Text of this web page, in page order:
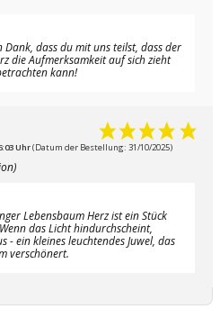
dass du mit uns teilst, dass der
die Aufmerksamkeit auf sich zieht
kann!
Uhr(Datum der Bestellung: 31/10/2025)
Lebensbaum Herz ist ein Stück
das Licht hindurchscheint,
ein kleines leuchtendes Juwel, das
verschönert.